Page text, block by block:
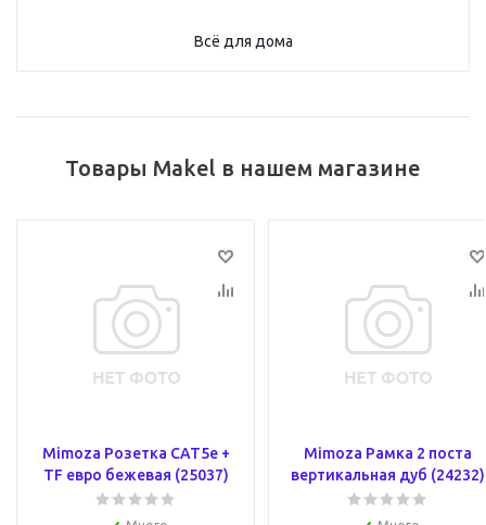
Всё для дома
Товары Makel в нашем магазине
Mimoza Розетка САТ5e +
TF евро бежевая (25037)
Mimoza Рамка 2 поста
вертикальная дуб (24232)